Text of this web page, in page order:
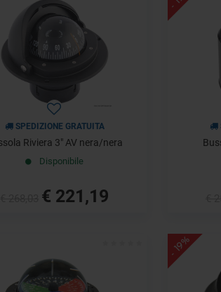
SPEDIZIONE GRATUITA
Riviera 3" AV nera/nera
Disponibile
€ 221,19
- 19%